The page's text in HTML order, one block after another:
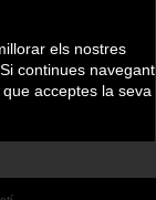
els nostres
continues navegant
acceptes la seva